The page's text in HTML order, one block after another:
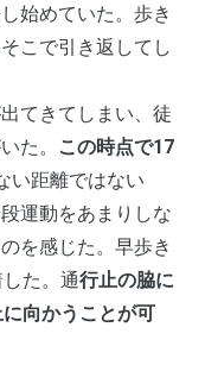
始めていた。歩き
こで引き返してし
てきてしまい、徒
た。
この時点で17
い距離ではない
運動をあまりしな
を感じた。早歩き
た。通行止の脇に
向かうことが可